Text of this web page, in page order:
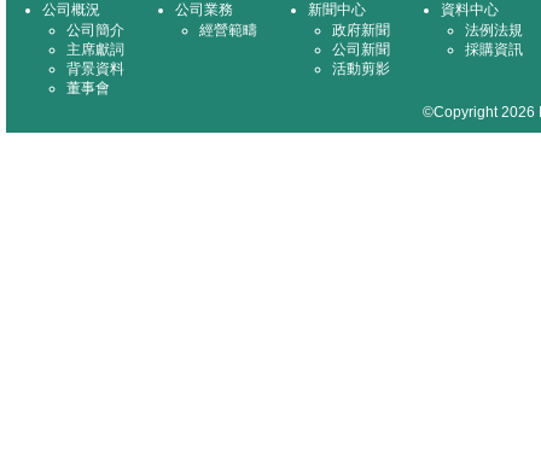
公司概況
公司簡介
主席獻詞
背景資料
董事會
公司業務
經營範疇
新聞中心
政府新聞
公司新聞
活動剪影
資料中心
法例法規
採購資訊
©Copyright 2026